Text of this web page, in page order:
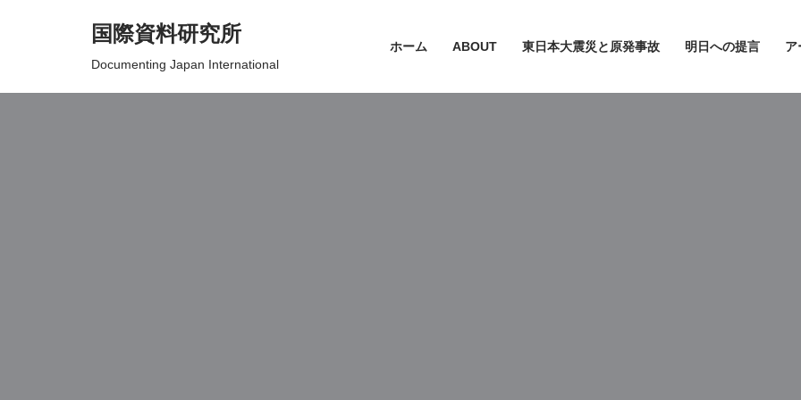
国際資料研究所
Documenting Japan International
ホーム ABOUT 東日本大震災と原発事故 明日への提言 ア